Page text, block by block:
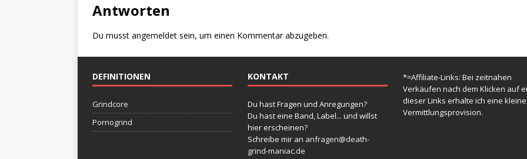
Antworten
Du musst angemeldet sein, um einen Kommentar abzugeben.
DEFINITIONEN
Grindcore
Pornogrind
KONTAKT
Du hast Fragen und Anregungen?
Du hast eine Band, Label... und willst
hier erscheinen?
Schreibe mir an anfragen@death-
grind-maniac.de
*=Affiliate-Links: Bei zeitnahen
Verkäufen nach dem Klicken auf
dieser Links erhalte ich eine kleine
Vermittlungsprovision.